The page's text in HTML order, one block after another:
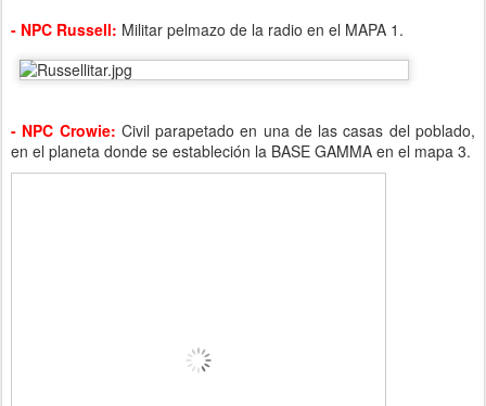
- NPC Russell: Militar pelmazo de la radio en el MAPA 1.
- NPC Crowie: Civil parapetado en una de las casas del poblado,
en el planeta donde se estableción la BASE GAMMA en el mapa 3.